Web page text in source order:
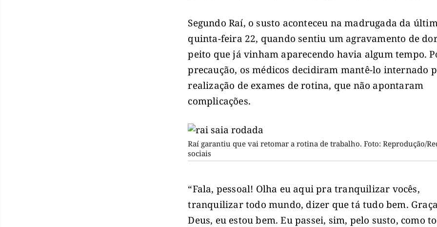
Segundo Raí, o susto aconteceu na madrugada da
quinta-feira 22, quando sentiu um agravamento de
peito que já vinham aparecendo havia algum tempo.
precaução, os médicos decidiram mantê-lo internado
realização de exames de rotina, que não apontaram
complicações.
Raí garantiu que vai retomar a rotina de trabalho. Foto: Reprodução/
sociais
“Fala, pessoal! Olha eu aqui pra tranquilizar vocês,
tranquilizar todo mundo, dizer que tá tudo bem.
Deus, eu estou bem. Eu passei, sim, pelo susto, como